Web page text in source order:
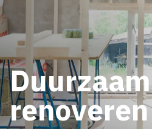
Duurzaam
renoveren